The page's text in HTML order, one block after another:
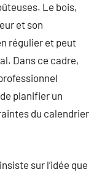
Le bois,
et son
régulier et peut
Dans ce cadre,
planifier un
du calendrier
sur l’idée que